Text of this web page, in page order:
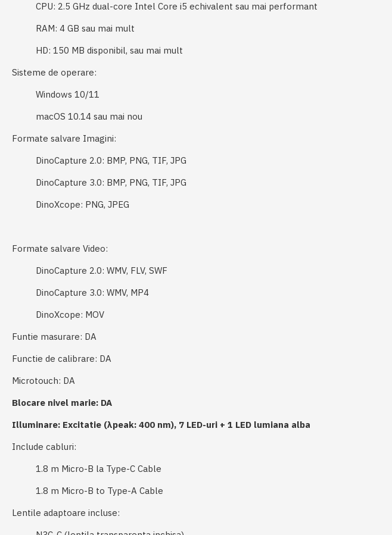
CPU: 2.5 GHz dual-core Intel Core i5 echivalent sau mai performant
RAM: 4 GB sau mai mult
HD: 150 MB disponibil, sau mai mult
Sisteme de operare:
Windows 10/11
macOS 10.14 sau mai nou
Formate salvare Imagini:
DinoCapture 2.0: BMP, PNG, TIF, JPG
DinoCapture 3.0: BMP, PNG, TIF, JPG
DinoXcope: PNG, JPEG
Formate salvare Video:
DinoCapture 2.0: WMV, FLV, SWF
DinoCapture 3.0: WMV, MP4
DinoXcope: MOV
Funtie masurare: DA
​Functie de calibrare: DA
​Microtouch: DA
Blocare nivel marie: DA
Illuminare: Excitatie (λpeak: 400 nm), 7 LED-uri + 1 LED lumiana alba
Include cabluri:
1.8 m Micro-B la Type-C Cable
1.8 m Micro-B to Type-A Cable
Lentile adaptoare incluse: